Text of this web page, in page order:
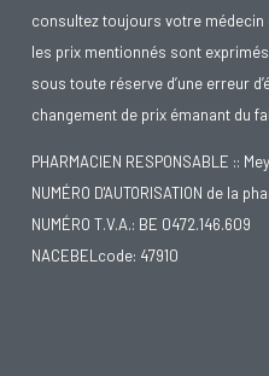
consultez toujours votre médecin
les prix mentionnés sont
sous toute réserve d’une erreur
changement de prix émanant du
PHARMACIEN RESPONSABLE ::
NUMÉRO D'AUTORISATION de la
NUMÉRO T.V.A.: BE 0472.146.609
NACEBELcode: 47910